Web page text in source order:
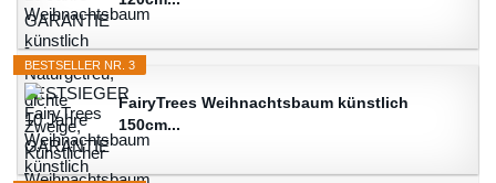
BESTSELLER NR. 3
FairyTrees Weihnachtsbaum künstlich
150cm...